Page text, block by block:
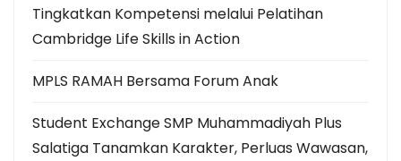
Tingkatkan Kompetensi melalui Pelatihan
Cambridge Life Skills in Action
MPLS RAMAH Bersama Forum Anak
Student Exchange SMP Muhammadiyah Plus
Salatiga Tanamkan Karakter, Perluas Wawasan,